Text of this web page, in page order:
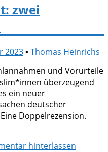
zwei
2023▪ Thomas Heinrichs
und Vorurteile
überzeugend
ein neuer
deutscher
Doppelrezension.
hinterlassen